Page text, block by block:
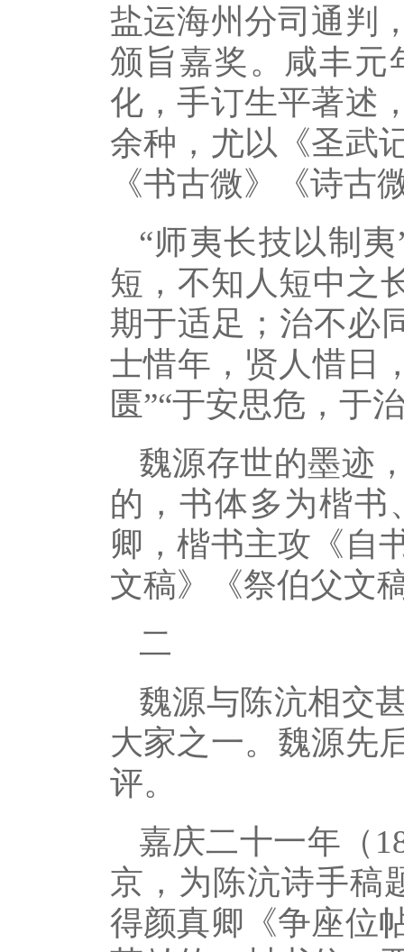
盐运海州分司通判
颁旨嘉奖。咸丰元
化，手订生平著述
余种，尤以《圣武
《书古微》《诗古
“师夷长技以制
短，不知人短中之
期于适足；治不必
士惜年，贤人惜日
匮”“于安思危，于
魏源存世的墨迹
的，书体多为楷书
卿，楷书主攻《自
文稿》《祭伯父文
二
魏源与陈沆相交
大家之一。魏源先
评。
嘉庆二十一年（
京，为陈沆诗手稿
得颜真卿《争座位